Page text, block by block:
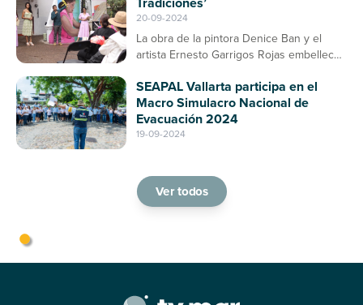
20-09-2024
La obra de la pintora Denice Ban y el
artista Ernesto Garrigos Rojas embellece
como un espacio de arte y cultura en
Puerto Vallarta
SEAPAL Vallarta participa en el
Macro Simulacro Nacional de
Evacuación 2024
19-09-2024
Ver todos